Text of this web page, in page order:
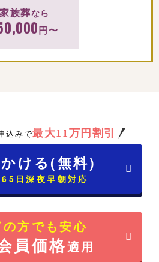
家族葬 なら
円〜
込みで最大11万円割引
ける(無料)
日深夜早朝対応
方でも安心
員価格適用